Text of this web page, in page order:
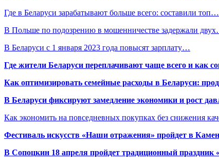
Где в Беларуси зарабатывают больше всего: составили топ…
В Польше по подозрению в мошенничестве задержали
В Беларуси с 1 января 2023 года повысят зарплату…
Где жители Беларуси переплачивают чаще всего и как
Как оптимизировать семейные расходы в Беларуси:
В Беларуси фиксируют замедление экономики и рост
Как экономить на повседневных покупках без снижения
Фестиваль искусств «Наши отражения» пройдет в
В Сопоцкин 18 апреля пройдет традиционный праздник